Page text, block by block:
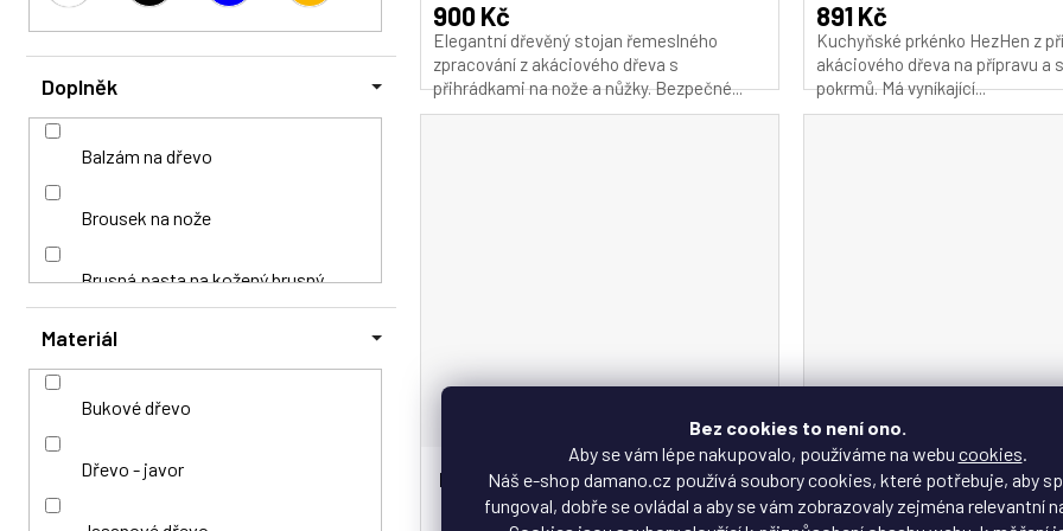
Bez cookies to není ono.
Aby se vám lépe nakupovalo, používáme na webu cookies.
Náš e-shop damano.cz používá soubory cookies, které potřebuje, aby
fungoval, dobře se ovládal a aby se vám zobrazovaly zejména relevantní
Doplněk
Balzám na dřevo
Brousek na nože
Brusná pasta na kožený brusný
pás
Brusné pásy
Dárkový kupon
Držák na nože
Materiál
Bukové dřevo
Dřevo - javor
Pryskyřice
je
5,0
z
900 Kč
Elegantní dřevěný stojan řemeslného
zpracování z akáciového dřeva s
přihrádkami na nože a nůžky. Bezpečné...
je
5,0
z
891 Kč
Kuchyňské prkénko HezHen z
akáciového dřeva na přípravu a
pokrmů. Má vyníkající...
Nůž délky 12-18cm - broušení
HEZHEN® dřevěný kryt
pro série B13, B35, B20,